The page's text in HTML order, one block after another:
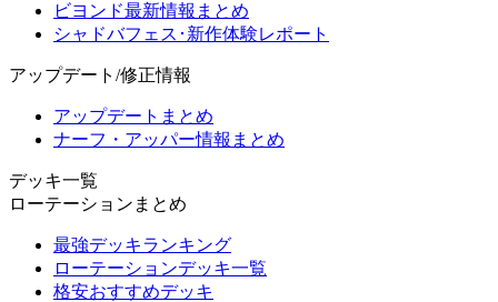
ビヨンド最新情報まとめ
シャドバフェス･新作体験レポート
アップデート/修正情報
アップデートまとめ
ナーフ・アッパー情報まとめ
デッキ一覧
ローテーションまとめ
最強デッキランキング
ローテーションデッキ一覧
格安おすすめデッキ